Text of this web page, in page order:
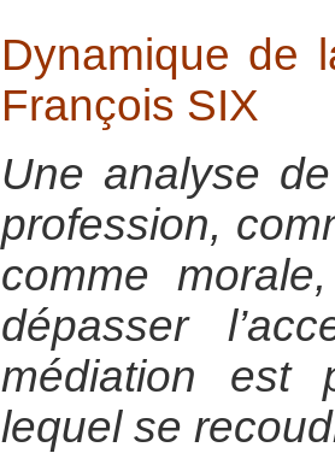
Dynamique de
François SIX
Une analyse
profession,
comme
dépasser
médiation est
lequel se